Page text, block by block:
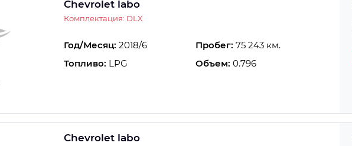
Chevrolet labo
Комплектация: DLX
Год/Месяц: 2018/6 Пробег: 75 243 км.
Топливо: LPG Объем: 0.796
Chevrolet labo